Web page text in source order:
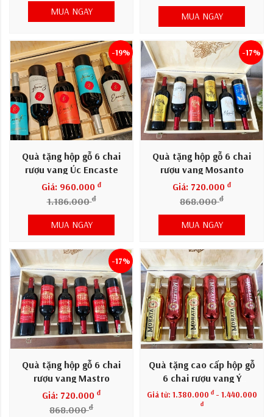
MUA NGAY MUA NGAY
Quà tặng hộp gỗ 6 chai
rượu vang Úc Encaste
Giá: 960.000 đ
1.186.000đ
-19%
MUA NGAY
Quà tặng hộp gỗ 6 chai
rượu vang Mosanto
Giá: 720.000 đ
868.000đ
-17%
MUA NGAY
Quà tặng hộp gỗ 6 chai
rượu vang Mastro
Giá: 720.000 đ
868.000đ
-17%
Quà tặng cao cấp hộp gỗ
6 chai rượu vang Ý
Morata
Giá từ: 1.380.000 đ- 1.440.000
đ